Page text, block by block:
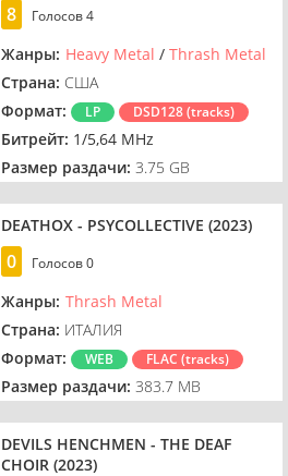
8 Голосов4
Жанры: Heavy Metal / Thrash Metal
Страна: США
Формат:
LP DSD128 (tracks)
Битрейт: 1/5,64 MHz
Размер раздачи: 3.75 GB
DEATHOX - PSYCOLLECTIVE (2023)
0 Голосов0
Жанры: Thrash Metal
Страна: ИТАЛИЯ
Формат:
WEB FLAC (tracks)
Размер раздачи: 383.7 MB
DEVILS HENCHMEN - THE DEAF
CHOIR (2023)